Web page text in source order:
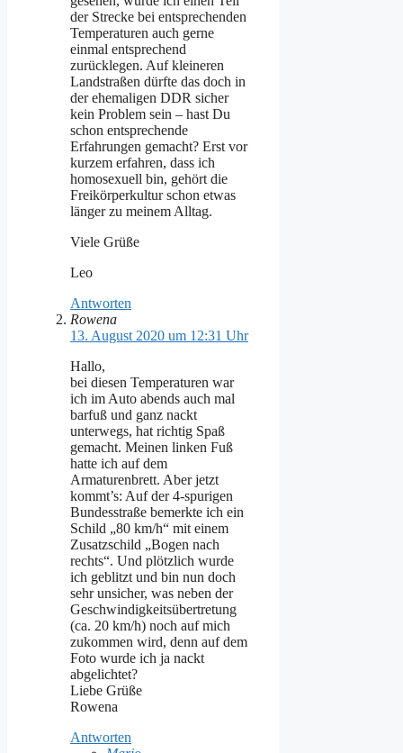
der Strecke bei entsprechenden
Temperaturen auch gerne
einmal entsprechend
zurücklegen. Auf kleineren
Landstraßen dürfte das doch in
der ehemaligen DDR sicher
kein Problem sein – hast Du
schon entsprechende
Erfahrungen gemacht? Erst vor
kurzem erfahren, dass ich
homosexuell bin, gehört die
Freikörperkultur schon etwas
länger zu meinem Alltag.
Viele Grüße
Leo
Antworten
Rowena
13. August 2020 um 12:31 Uhr
Hallo,
bei diesen Temperaturen war
ich im Auto abends auch mal
barfuß und ganz nackt
unterwegs, hat richtig Spaß
gemacht. Meinen linken Fuß
hatte ich auf dem
Armaturenbrett. Aber jetzt
kommt’s: Auf der 4-spurigen
Bundesstraße bemerkte ich ein
Schild „80 km/h“ mit einem
Zusatzschild „Bogen nach
rechts“. Und plötzlich wurde
ich geblitzt und bin nun doch
sehr unsicher, was neben der
Geschwindigkeitsübertretung
(ca. 20 km/h) noch auf mich
zukommen wird, denn auf dem
Foto wurde ich ja nackt
abgelichtet?
Liebe Grüße
Rowena
Antworten